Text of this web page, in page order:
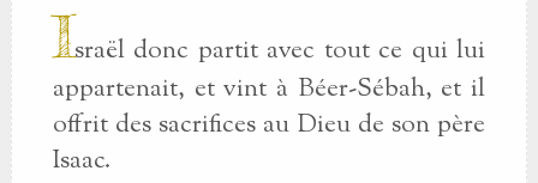
Israël donc partit avec tout ce qui lui
appartenait, et vint à Béer-Sébah, et il
offrit des sacrifices au Dieu de son père
Isaac.